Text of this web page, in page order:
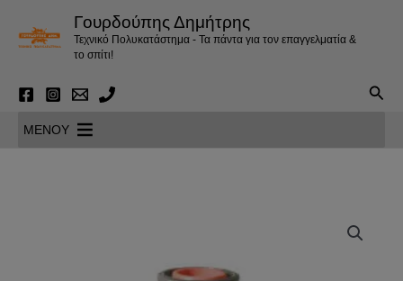
περιεχόμενο
Γουρδούπης Δημήτρης
Τεχνικό Πολυκατάστημα - Τα πάντα για τον επαγγελματία &
το σπίτι!
MENOY